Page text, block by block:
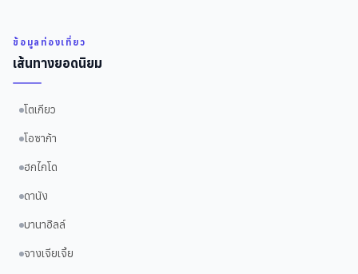
ข้อมูลท่องเที่ยว
เส้นทางยอดนิยม
โตเกียว
โอซาก้า
ฮกไกโด
ดานัง
บานาฮิลล์
จางเจียเจี้ย